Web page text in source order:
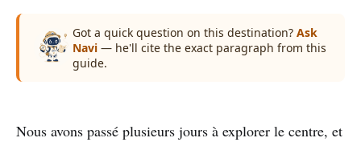
Got a quick question on this destination? Ask
Navi — he'll cite the exact paragraph from this
guide.
Nous avons passé plusieurs jours à explorer le centre, et